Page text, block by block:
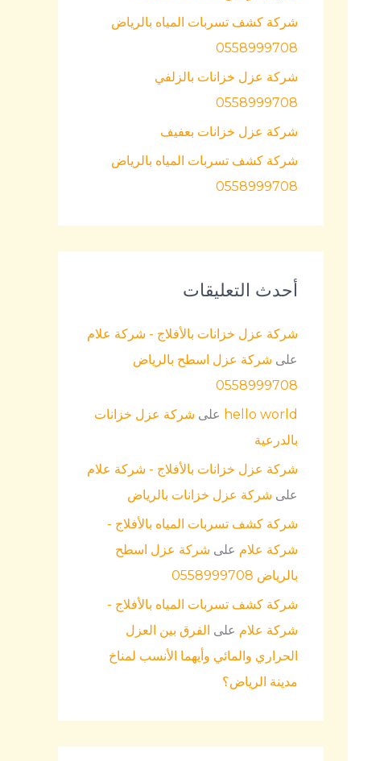
شركة كشف تسربات المياه بالرياض
0558999708
شركة عزل خزانات بالزلفي
0558999708
شركة عزل خزانات بعفيف
شركة كشف تسربات المياه بالرياض
0558999708
أحدث التعليقات
شركة عزل خزانات بالأفلاج - شركة علام
على شركة عزل اسطح بالرياض
0558999708
hello world على شركة عزل خزانات
بالدرعية
شركة عزل خزانات بالأفلاج - شركة علام
على شركة عزل خزانات بالرياض
شركة كشف تسربات المياه بالأفلاج -
شركة علام على شركة عزل اسطح
بالرياض 0558999708
شركة كشف تسربات المياه بالأفلاج -
شركة علام على الفرق بين العزل
الحراري والمائي وأيهما الأنسب لمناخ
مدينة الرياض؟